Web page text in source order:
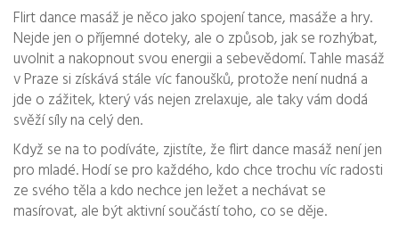
Flirt dance masáž je něco jako spojení tance, masáže a hry.
Nejde jen o příjemné doteky, ale o způsob, jak se rozhýbat,
uvolnit a nakopnout svou energii a sebevědomí. Tahle masáž
v Praze si získává stále víc fanoušků, protože není nudná a
jde o zážitek, který vás nejen zrelaxuje, ale taky vám dodá
svěží síly na celý den.
Když se na to podíváte, zjistíte, že flirt dance masáž není jen
pro mladé. Hodí se pro každého, kdo chce trochu víc radosti
ze svého těla a kdo nechce jen ležet a nechávat se
masírovat, ale být aktivní součástí toho, co se děje.